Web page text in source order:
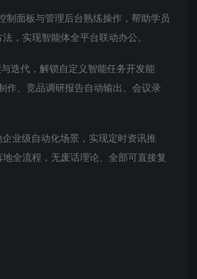
面板与管理后台熟练操作，帮助学员
，实现智能体全平台联动办公。
迭代，解锁自定义智能任务开发能
作、竞品调研报告自动输出、会议录
业级自动化场景，实现定时资讯推
全流程，无废话理论、全部可直接复